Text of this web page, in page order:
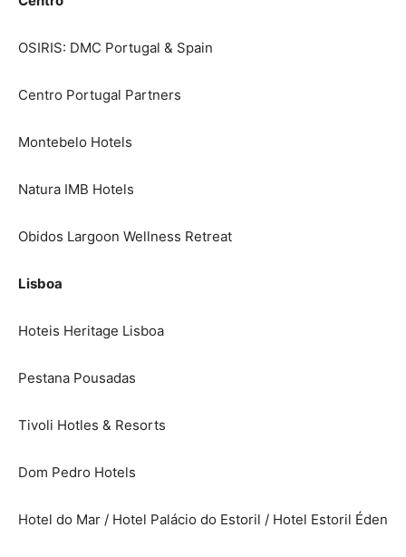
OSIRIS: DMC Portugal & Spain
Centro Portugal Partners
Montebelo Hotels
Natura IMB Hotels
Obidos Largoon Wellness Retreat
Lisboa
Hoteis Heritage Lisboa
Pestana Pousadas
Tivoli Hotles & Resorts
Dom Pedro Hotels
Hotel do Mar / Hotel Palácio do Estoril / Hotel Estoril Éden